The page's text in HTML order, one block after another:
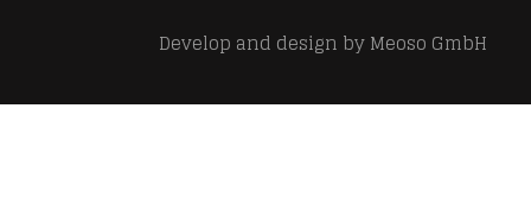
Develop and design byMeoso GmbH